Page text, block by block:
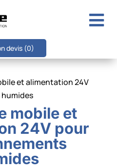

devis (0)
et alimentation 24V
mobile et
24V pour